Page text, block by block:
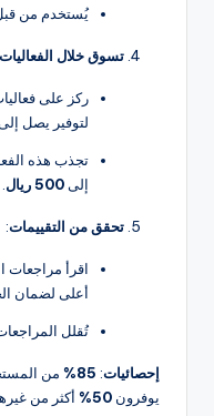
يُستخدم من
تسوق خلال
ركز على
لتوفير يصل إلى
تجذب هذه
إلى 500 ريال
تحقق من التقييمات:
اقرأ مراجعات
أعلى لضمان
تُقلل
إحصائيات:
85%
من
يوفرون 50% أكثر من